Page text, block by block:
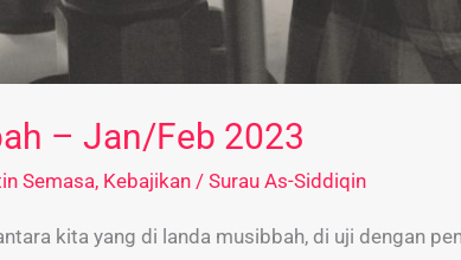
– Jan/Feb 2023
Semasa, Kebajikan /Surau As-Siddiqin
kita yang di landa musibbah, di uji dengan